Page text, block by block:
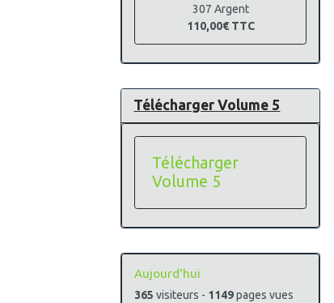
307 Argent
110,00€ TTC
Télécharger Volume 5
Télécharger
Volume 5
Aujourd'hui
365 visiteurs - 1149pages vues